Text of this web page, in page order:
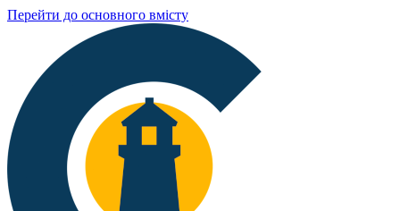
Перейти до основного вмісту